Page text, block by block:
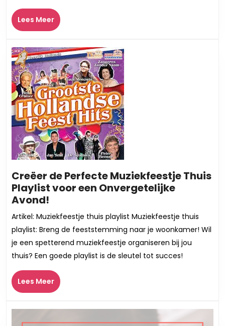
Lees MeerLees
Meer
Creëer de Perfecte Muziekfeestje Thuis
Playlist voor een Onvergetelijke
Avond!
de
Perfecte
Muziekfeestje
Thuis
Playlist
voor
een
Onvergetelijke
Avond!
Artikel: Muziekfeestje thuis playlist Muziekfeestje thuis
playlist: Breng de feeststemming naar je woonkamer! Wil
je een spetterend muziekfeestje organiseren bij jou
thuis? Een goede playlist is de sleutel tot succes!
Lees MeerLees
Meer